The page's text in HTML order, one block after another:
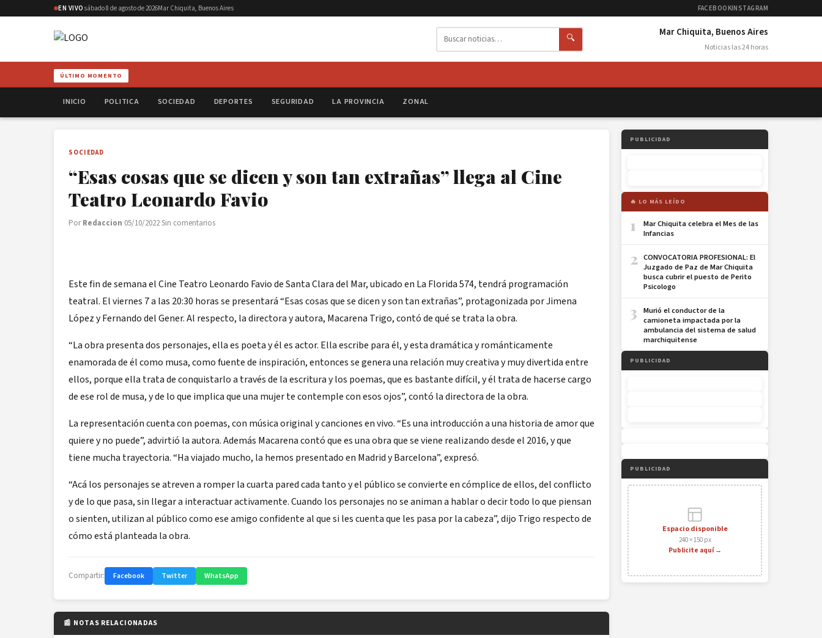
EN VIVO sábado 8 de agosto de 2026Mar Chiquita, Buenos Aires FACEBOOKINSTAGRAM
🔍 Mar Chiquita, Buenos Aires
Noticias las 24 horas
ÚLTIMO MOMENTO
INICIO POLITICA SOCIEDAD DEPORTES SEGURIDAD LA PROVINCIA ZONAL
SOCIEDAD
“Esas cosas que se dicen y son tan extrañas” llega al Cine
Teatro Leonardo Favio
PorRedaccion·05/10/2022·Sin comentarios
Este fin de semana el Cine Teatro Leonardo Favio de Santa Clara del Mar, ubicado en La Florida 574, tendrá programación
teatral. El viernes 7 a las 20:30 horas se presentará “Esas cosas que se dicen y son tan extrañas”, protagonizada por Jimena
López y Fernando del Gener. Al respecto, la directora y autora, Macarena Trigo, contó de qué se trata la obra.
“La obra presenta dos personajes, ella es poeta y él es actor. Ella escribe para él, y esta dramática y románticamente
enamorada de él como musa, como fuente de inspiración, entonces se genera una relación muy creativa y muy divertida entre
ellos, porque ella trata de conquistarlo a través de la escritura y los poemas, que es bastante difícil, y él trata de hacerse cargo
de ese rol de musa, y de lo que implica que una mujer te contemple con esos ojos”, contó la directora de la obra.
La representación cuenta con poemas, con música original y canciones en vivo. “Es una introducción a una historia de amor que
quiere y no puede”, advirtió la autora. Además Macarena contó que es una obra que se viene realizando desde el 2016, y que
tiene mucha trayectoria. “Ha viajado mucho, la hemos presentado en Madrid y Barcelona”, expresó.
“Acá los personajes se atreven a romper la cuarta pared cada tanto y el público se convierte en cómplice de ellos, del conflicto
y de lo que pasa, sin llegar a interactuar activamente. Cuando los personajes no se animan a hablar o decir todo lo que piensan
o sienten, utilizan al público como ese amigo confidente al que si les cuenta que les pasa por la cabeza”, dijo Trigo respecto de
cómo está planteada la obra.
Compartir: Facebook Twitter WhatsApp
📰 NOTAS RELACIONADAS
PUBLICIDAD
🔥 LO MÁS LEÍDO
1
Mar Chiquita celebra el Mes de las
Infancias
2 CONVOCATORIA PROFESIONAL: El
Juzgado de Paz de Mar Chiquita
busca cubrir el puesto de Perito
Psicologo
3
Murió el conductor de la
camioneta impactada por la
ambulancia del sistema de salud
marchiquitense
PUBLICIDAD
PUBLICIDAD
Espacio disponible
240 × 150 px
Publicite aquí →